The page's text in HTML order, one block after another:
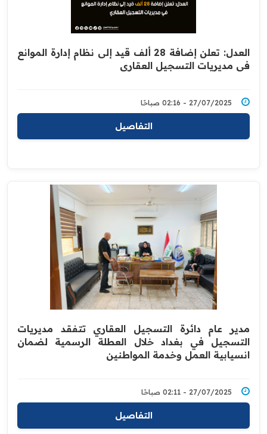
العدل: تعلن إضافة 28 ألف قيد إلى نظام إدارة الموانع
في مديريات التسجيل العقاري
27/07/2025 - 02:16 صباحًا
التفاصيل
مدير عام دائرة التسجيل العقاري تتفقد مديريات
التسجيل في بغداد خلال العطلة الرسمية لضمان
انسيابية العمل وخدمة المواطنين
27/07/2025 - 02:11 صباحًا
التفاصيل